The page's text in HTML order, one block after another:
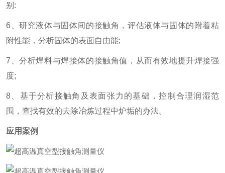
别:
6、研究液体与固体间的接触角，评估液体与固体的附着粘
附性能，分析固体的表面自由能;
7、分析焊料与焊接体的接触角值，从而有效地提升焊接强
度;
8、基于分析接触角及表面张力的基础，控制合理润湿范
围，查找有效的去除冶炼过程中炉垢的办法。
应用案例